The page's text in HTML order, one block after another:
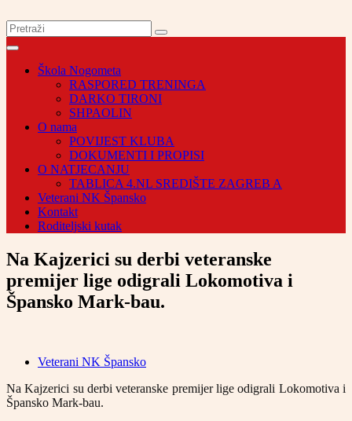
Škola Nogometa
RASPORED TRENINGA
DARKO TIRONI
SHPAOLIN
O nama
POVIJEST KLUBA
DOKUMENTI I PROPISI
O NATJECANJU
TABLICA 4.NL SREDIŠTE ZAGREB A
Veterani NK Špansko
Kontakt
Roditeljski kutak
Na Kajzerici su derbi veteranske
premijer lige odigrali Lokomotiva i
Špansko Mark-bau.
Veterani NK Špansko
Na Kajzerici su derbi veteranske premijer lige odigrali Lokomotiva i
Špansko Mark-bau.